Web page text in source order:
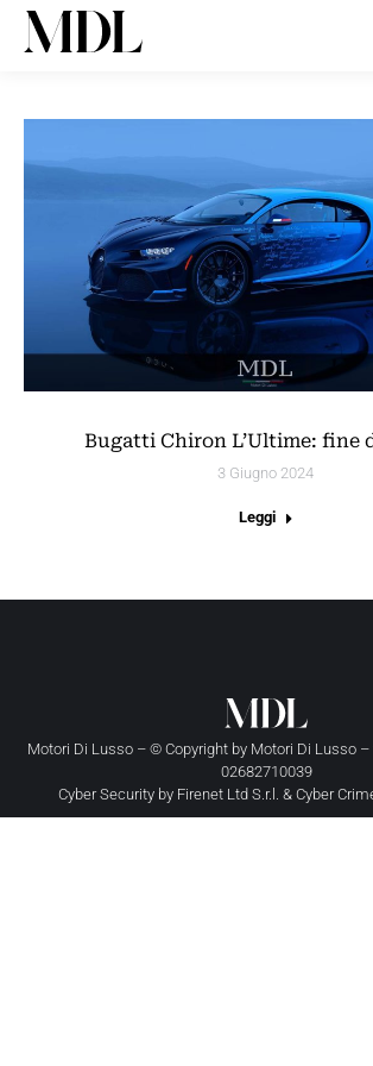
Bugatti Chiron L’Ultime: fine
3 Giugno 2024
Leggi
Motori Di Lusso – © Copyright by Motori Di Lusso–
02682710039
Cyber Security by Firenet Ltd S.r.l. & Cyber